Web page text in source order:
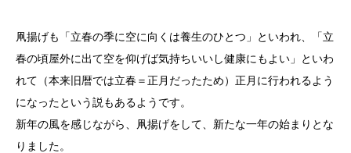
凧揚げも「立春の季に空に向くは養生のひとつ」といわれ、「立
春の頃屋外に出て空を仰げば気持ちいいし健康にもよい」といわ
れて（本来旧暦では立春＝正月だったため）正月に行われるよう
になったという説もあるようです。
新年の風を感じながら、凧揚げをして、新たな一年の始まりとな
りました。